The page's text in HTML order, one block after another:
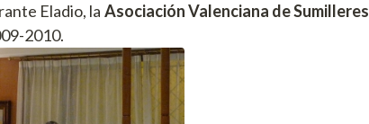
Eladio, la Asociación Valenciana de Sumilleres
2010.